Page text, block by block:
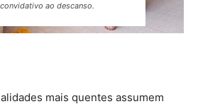
ao descanso.
mais quentes assumem